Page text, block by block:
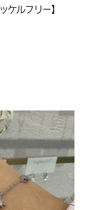
ルフリー】